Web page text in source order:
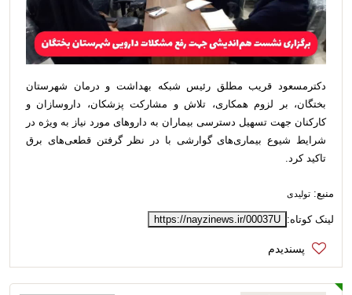
دکترمسعود قریب مطلق رئیس شبکه بهداشت و درمان شهرستان
بختگان، بر لزوم همکاری، تلاش و مشارکت پزشکان، داروسازان و
کارکنان جهت تسهیل دسترسی بیماران به داروهای مورد نیاز به ویژه در
شرایط شیوع بیماری‌های گوارشی با در نظر گرفتن قطعی‌های برق
تاکید کرد.
منبع: تولیدی
لینک کوتاه: https://nayzinews.ir/00037U